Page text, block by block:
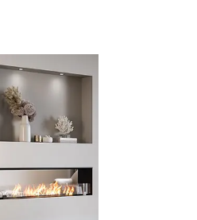
incasso
di esigenza. Dimensioni